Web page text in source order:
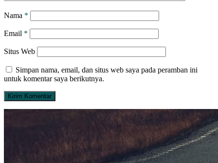
Nama *
Email *
Situs Web
Simpan nama, email, dan situs web saya pada peramban ini
untuk komentar saya berikutnya.